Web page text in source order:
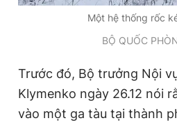
Tổng biên tập: Nguyễn Ngọc Toàn
Phó tổng biên tập thường trực: Hải
Phó tổng biên tập: Lâm Hiếu Dũng
Phó tổng biên tập: Trần Việt Hưng
Giấy phép xuất bản số 110/GP -
© 2003-2026 Bản quyền thuộc về
chép dưới mọi hình thức nếu không
bản. Phát triển bởi ePi
Một hệ thống rốc
BỘ QUỐC
Trước đó, Bộ trưởng Nội
Klymenko ngày 26.12 nói
vào một ga tàu tại thành